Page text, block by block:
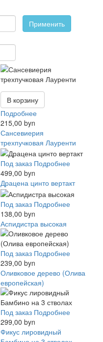
Применить
В корзину
Подробнее
215,00 byn
Сансевиерия
трехпучковая Лауренти
Под заказ Подробнее
499,00 byn
Драцена цинто вертакт
Под заказ Подробнее
138,00 byn
Аспидистра высокая
Под заказ Подробнее
239,00 byn
Оливковое дерево (Олива
европейская)
Под заказ Подробнее
299,00 byn
Фикус лировидный